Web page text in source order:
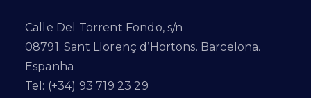
Calle Del Torrent Fondo, s/n
08791. Sant Llorenç d’Hortons. Barcelona.
Espanha
Tel: (+34) 93 719 23 29